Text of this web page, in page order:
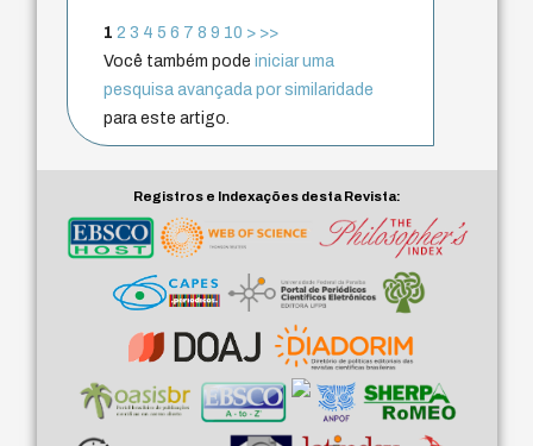
1 2 3 4 5 6 7 8 9 10 > >>
Você também podeiniciar uma
pesquisa avançada por similaridade
para este artigo.
Registros e Indexações desta Revista: